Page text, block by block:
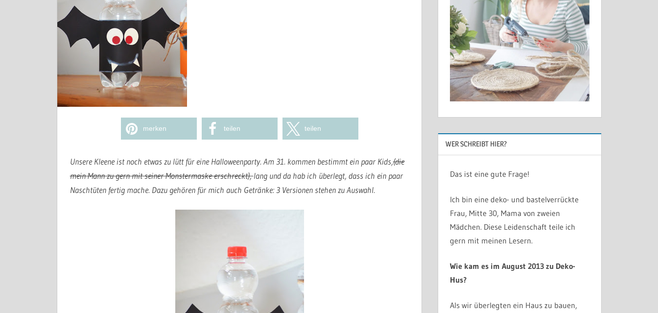
merken teilen teilen
Unsere Kleene ist noch etwas zu lütt für eine Halloweenparty. Am 31. kommen bestimmt ein paar Kids,(die
mein Mann zu gern mit seiner Monstermaske erschreckt),lang und da hab ich überlegt, dass ich ein paar
Naschtüten fertig mache. Dazu gehören für mich auch Getränke: 3 Versionen stehen zu Auswahl.
WER SCHREIBT HIER?
Das ist eine gute Frage!
Ich bin eine deko- und bastelverrückte
Frau, Mitte 30, Mama von zweien
Mädchen. Diese Leidenschaft teile ich
gern mit meinen Lesern.
Wie kam es im August 2013 zu Deko-
Hus?
Als wir überlegten ein Haus zu bauen,